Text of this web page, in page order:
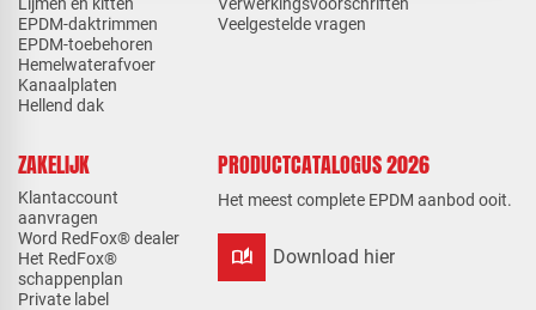
EPDM-daktrimmen
EPDM-toebehoren
Hemelwaterafvoer
Kanaalplaten
Hellend dak
Veelgestelde vragen
ZAKELIJK
Klantaccount
aanvragen
Word RedFox® dealer
Het RedFox®
schappenplan
Private label
PRODUCTCATALOGUS 2026
Het meest complete EPDM aanbod ooit.
auto_stories Download hier